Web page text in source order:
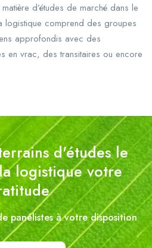
d’études de marché dans le
comprend des groupes
approfondis avec des
en vrac, des transitaires ou encore
d'études le
logistique​ votre
panélistes à votre disposition